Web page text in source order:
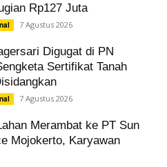
Rp127 Juta
7 Agustus 2026
Digugat di PN
Sertifikat Tanah
7 Agustus 2026
Merambat ke PT Sun
Mojokerto, Karyawan